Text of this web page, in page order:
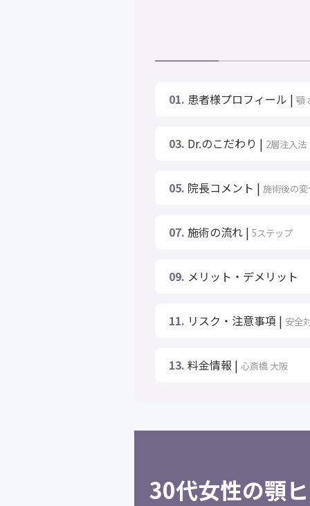
01. 患者様プロフィール | 顎
03. Dr.のこだわり | 2層注入法
05. 院長コメント | 施術後の
07. 施術の流れ | 5ステップ
09. メリット・デメリット
11. リスク・注意事項 | 安全
13. 料金情報 | 心斎橋 大阪
30代女性の顎